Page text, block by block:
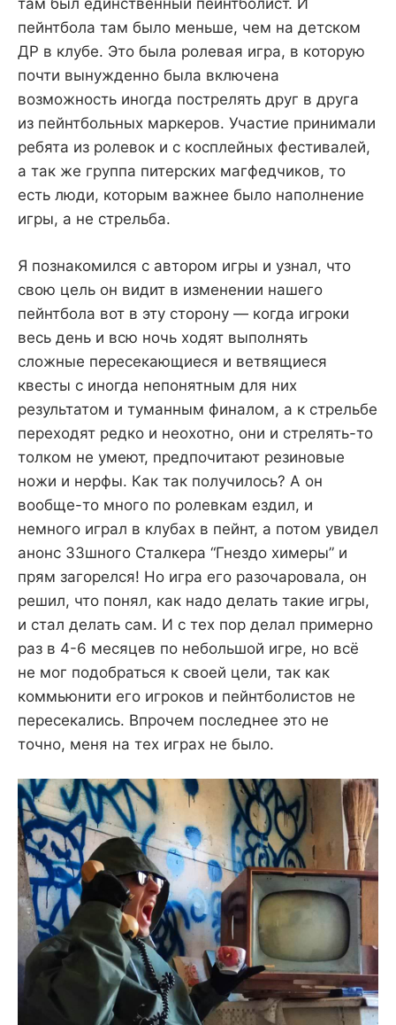
там был единственный пейнтболист. И
пейнтбола там было меньше, чем на детском
ДР в клубе. Это была ролевая игра, в которую
почти вынужденно была включена
возможность иногда пострелять друг в друга
из пейнтбольных маркеров. Участие принимали
ребята из ролевок и с косплейных фестивалей,
а так же группа питерских магфедчиков, то
есть люди, которым важнее было наполнение
игры, а не стрельба.
Я познакомился с автором игры и узнал, что
свою цель он видит в изменении нашего
пейнтбола вот в эту сторону — когда игроки
весь день и всю ночь ходят выполнять
сложные пересекающиеся и ветвящиеся
квесты с иногда непонятным для них
результатом и туманным финалом, а к стрельбе
переходят редко и неохотно, они и стрелять-то
толком не умеют, предпочитают резиновые
ножи и нерфы. Как так получилось? А он
вообще-то много по ролевкам ездил, и
немного играл в клубах в пейнт, а потом увидел
анонс ЗЗшного Сталкера “Гнездо химеры” и
прям загорелся! Но игра его разочаровала, он
решил, что понял, как надо делать такие игры,
и стал делать сам. И с тех пор делал примерно
раз в 4-6 месяцев по небольшой игре, но всё
не мог подобраться к своей цели, так как
коммьюнити его игроков и пейнтболистов не
пересекались. Впрочем последнее это не
точно, меня на тех играх не было.